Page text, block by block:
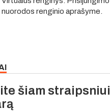
nuorodos renginio aprašyme.
šiam straipsniui